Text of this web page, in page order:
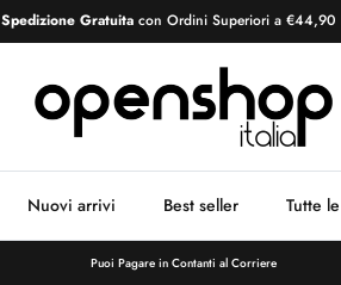
Spedizione Gratuita con Ordini Superiori a €44,90
Nuovi arrivi Best seller Tutte
Puoi Pagare in Contanti al Corriere